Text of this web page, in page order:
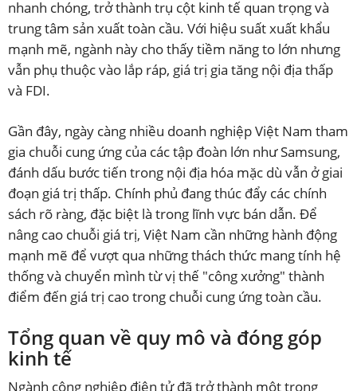
nhanh chóng, trở thành trụ cột kinh tế quan trọng và
trung tâm sản xuất toàn cầu. Với hiệu suất xuất khẩu
mạnh mẽ, ngành này cho thấy tiềm năng to lớn nhưng
vẫn phụ thuộc vào lắp ráp, giá trị gia tăng nội địa thấp
và FDI.
Gần đây, ngày càng nhiều doanh nghiệp Việt Nam tham
gia chuỗi cung ứng của các tập đoàn lớn như Samsung,
đánh dấu bước tiến trong nội địa hóa mặc dù vẫn ở giai
đoạn giá trị thấp. Chính phủ đang thúc đẩy các chính
sách rõ ràng, đặc biệt là trong lĩnh vực bán dẫn. Để
nâng cao chuỗi giá trị, Việt Nam cần những hành động
mạnh mẽ để vượt qua những thách thức mang tính hệ
thống và chuyển mình từ vị thế "công xưởng" thành
điểm đến giá trị cao trong chuỗi cung ứng toàn cầu.
Tổng quan về quy mô và đóng góp
kinh tế
Ngành công nghiệp điện tử đã trở thành một trong
ĐĂNG KÝ NHẬN BẢN TIN